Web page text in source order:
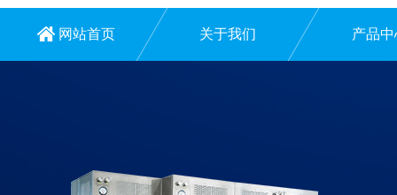
网站首页 关于我们 产品中